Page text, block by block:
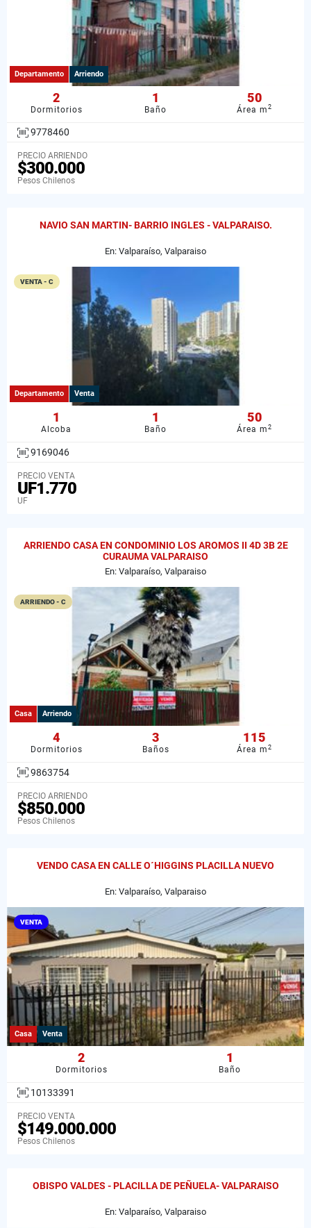
Departamento Arriendo
2
Dormitorios
1
Baño
50
Área m2
9778460
PRECIO ARRIENDO
$300.000
Pesos Chilenos
NAVIO SAN MARTIN- BARRIO INGLES - VALPARAISO.
En: Valparaíso, Valparaiso
VENTA - C
Departamento Venta
1
Alcoba
1
Baño
50
Área m2
9169046
PRECIO VENTA
UF1.770
UF
ARRIENDO CASA EN CONDOMINIO LOS AROMOS II 4D 3B 2E
CURAUMA VALPARAISO
En: Valparaíso, Valparaiso
ARRIENDO - C
Casa Arriendo
4
Dormitorios
3
Baños
115
Área m2
9863754
PRECIO ARRIENDO
$850.000
Pesos Chilenos
VENDO CASA EN CALLE O´HIGGINS PLACILLA NUEVO
En: Valparaíso, Valparaiso
VENTA
Casa Venta
2
Dormitorios
1
Baño
10133391
PRECIO VENTA
$149.000.000
Pesos Chilenos
OBISPO VALDES - PLACILLA DE PEÑUELA- VALPARAISO
En: Valparaíso, Valparaiso